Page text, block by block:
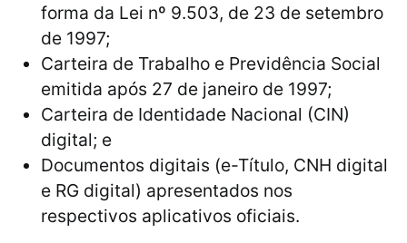
forma da Lei nº 9.503, de 23 de setembro
de 1997;
Carteira de Trabalho e Previdência Social
emitida após 27 de janeiro de 1997;
Carteira de Identidade Nacional (CIN)
digital; e
Documentos digitais (e-Título, CNH digital
e RG digital) apresentados nos
respectivos aplicativos oficiais.